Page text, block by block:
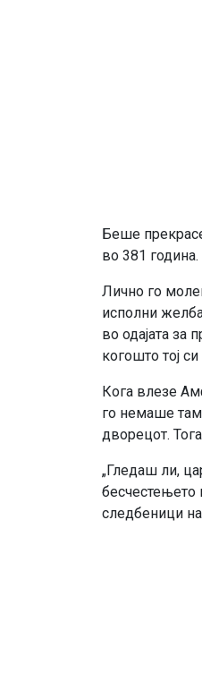
Беше
во 381
Лично го
исполни
во одајата за
когошто тој
Кога влезе
го немаше
дворецот.
„Гледаш ли,
бесчестењето
следбеници